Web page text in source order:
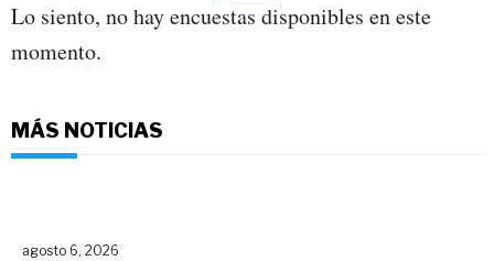
Lo siento, no hay encuestas disponibles en este
momento.
MÁS NOTICIAS
agosto 6, 2026